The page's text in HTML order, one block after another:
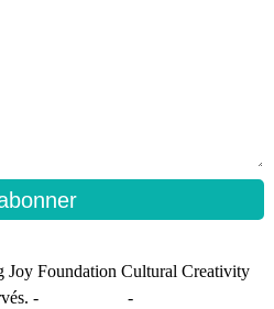
Joy Foundation Cultural Creativity
-
-